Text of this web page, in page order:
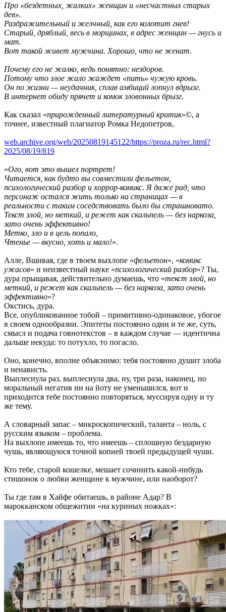
Про «бездетных, жалких» женщин и «несчастных старых
дев».
Раздражительный и желчный, как его колотит гнев!
Старый, дряблый, весь в морщинах, в адрес женщин — гнусь и
мат.
Вот такой живет мужчина. Хорошо, что не женат.
Почему его не жалко, ведь понятно: нездоров.
Потому что злое жало жаждет «пить» чужую кровь.
Он по жизни — неудачник, сплав амбиций лопнул вдрызг.
В интернет обиду прячет и комок зловонных брызг.
Как сказал «прирожденный литературный критик»©, а
точнее, известный плагиатор Ромка Недопетров,
web.archive.org/web/20250819145122/https://proza.ru/rec.html?
2025/08/19/819
«Ого, вот это вышел портрет!
Читается, как будто вы совместили фельетон,
психологический разбор и хоррор-комикс. Я даже рад, что
персонаж остался жить только на страницах — в
реальности с таким соседствовать было бы страшновато.
Текст злой, но меткий, и режет как скальпель — без наркоза,
зато очень эффективно!
Метко, зло и в цель попало,
Чтенье — вкусно, хоть и мало!».
Алле, Вшивая, где в твоем выхлопе «фельетон», «комикс
ужасов» и неизвестный науке «психологический разбор»? Ты,
дура прыщавая, действительно думаешь, что «текст злой, но
меткий, и режет как скальпель — без наркоза, зато очень
эффективно»?
Окстись, дура.
Все, опубликованное тобой – примитивно-одинаковое, убогое
в своем однообразии. Эпитеты постоянно одни и те же, суть,
смысл и подача говнотекстов – в каждом случае — идентична
дальше некуда: то потухло, то погасло.
Оно, конечно, вполне объяснимо: тебя постоянно душит злоба
и ненависть.
Выплеснула раз, выплеснула два, ну, три раза, наконец, но
моральный негатив ни на йоту не уменьшился, вот и
приходится тебе постоянно повторяться, муссируя одну и ту
же тему.
А словарный запас – микроскопический, таланта – ноль, с
русским языком – проблема.
На выхлопе имеешь то, что имеешь – сплошную бездарную
чушь, являющуюся точной копией твоей предыдущей чуши.
Кто тебе, старой кошелке, мешает сочинить какой-нибудь
стишонок о любви женщине к мужчине, или наоборот?
Ты где там в Хайфе обитаешь, в районе Адар? В
марокканском общежитии «на куриных ножках»: